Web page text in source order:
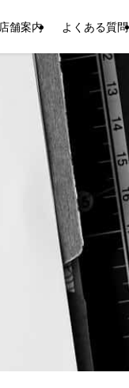
店舗案内 よくある質問